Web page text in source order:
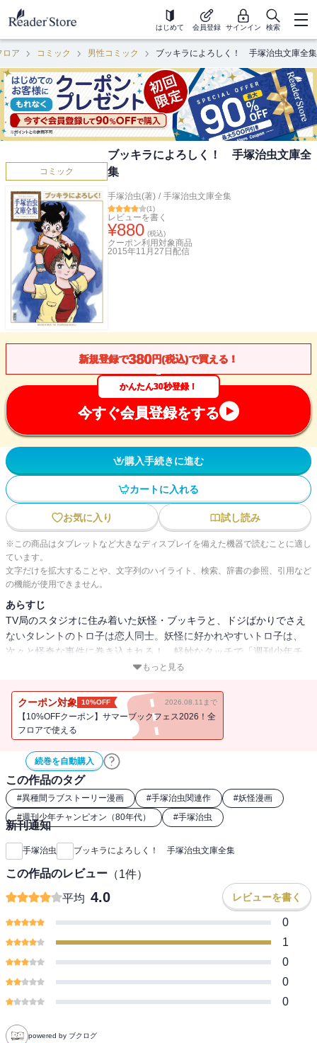
はじめて 会員登録 サインイン 検索
ロア コミック 男性コミック ブッキラによろしく！ 手塚治虫文庫全集
コミック
ブッキラによろしく！ 手塚治虫文庫全
集
手塚治虫(著) / 手塚治虫文庫全集
(1)
レビューを書く
¥880 (税込)
クーポン利用対象商品
2015年11月27日 配信
新規登録で380円(税込)で買える！
かんたん30秒登録！
今すぐ会員登録をする
購入手続きに進む
カートに入れる
お気に入り 試し読み
※この商品はタブレットなど大きなディスプレイを備えた機器で読むことに適し
ています。
文字だけを拡大することや、文字列のハイライト、検索、辞書の参照、引用など
の機能が使用できません。
あらすじ
TV局のスタジオに住み着いた妖怪・ブッキラと、ドジばかりでさえ
ないタレントのトロ子は恋人同士。妖怪に好かれやすいトロ子は、
次々と怪奇な事件に巻き込まれる！ 軽妙なタッチで「週刊少年チ
ャンピオン」に描かれた娯楽作！ ピューマに育てられた少年が活
数＞『ブッキラによろしく』（手塚治虫漫画全集MT307～308『ブ
ッキラによろしく』第1～2巻収録）/『牙人』（手塚治虫漫画全集
MT308『ブッキラによろしく』第2巻収録） ＜初出掲載＞『ブッキ
オン連載（未完）/『牙人』週刊少年チャンピオン掲載（未完）（第1
話1984年4月13日号/第2話1984年5月18日号/第3話1984年11月16日
号）
もっと見る
クーポン対象 10%OFF 2026.08.11まで
【10%OFFクーポン】サマーブックフェス2026！全
フロアで使える
続巻を自動購入
この作品のタグ
#異種間ラブストーリー漫画 #手塚治虫関連作 #妖怪漫画
#週刊少年チャンピオン（80年代） #手塚治虫
新刊通知
手塚治虫 ブッキラによろしく！ 手塚治虫文庫全集
この作品のレビュー （1件）
平均 4.0 レビューを書く
0
1
0
0
0
powered by ブクログ